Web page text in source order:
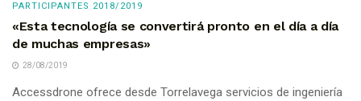
PARTICIPANTES 2018/2019
«Esta tecnología se convertirá pronto en el día a día
de muchas empresas»
28/08/2019
Accessdrone ofrece desde Torrelavega servicios de ingeniería